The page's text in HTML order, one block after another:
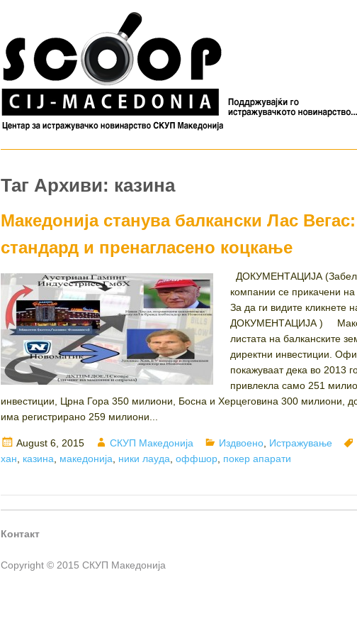
Таг Архиви: казина
Македонија станува балкански Лас
стандард и пренагласено коцкање
ДОКУМЕНТАЦИЈА
компании се прикачени
За да ги видите кликнете
ДОКУМЕНТАЦИЈА )
листата на балканските
директни инвестиции.
покажуваат дека во 2013
привлекла само 251
инвестиции, Црна Гора 350 милиони, Босна и Херцеговина 300 милиони,
има регистрирано 259 милиони...
Posted
on
August 6, 2015 Author
СКУП Македонија Categories
Издвоено Истражување
хан
казина македонија ники лауда ,оффшор покер апарати
Контакт
Copyright © 2015 СКУП Македонија